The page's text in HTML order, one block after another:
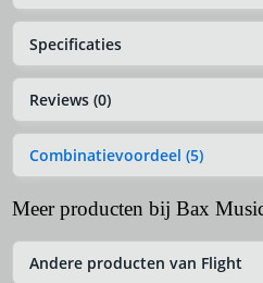
Specificaties
Reviews (0)
Combinatievoordeel (5)
Meer producten bij Bax
Andere producten van Flight